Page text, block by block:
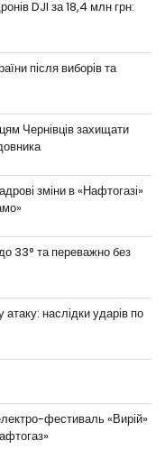
DJI за 18,4 млн грн:
після виборів та
Чернівців захищати
зміни в «Нафтогазі»
33° та переважно без
наслідки ударів по
фестиваль «Вирій»